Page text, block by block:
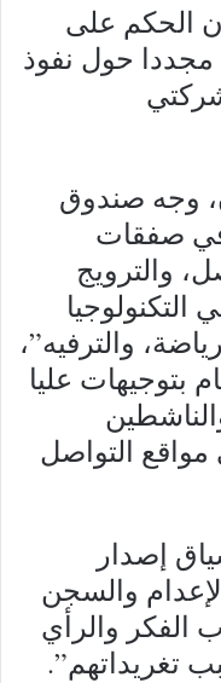
الحكم على
حول نفوذ
وجه صندوق
في صفقات
والترويج
والترفيه”،
بتوجيهات عليا
التواصل
إصدار
والسجن
والرأي
تغريداتهم”.